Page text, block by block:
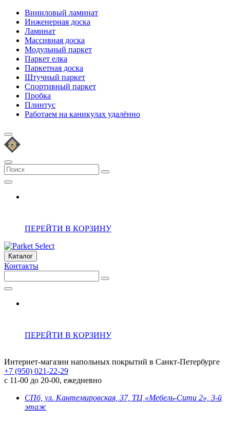
Виниловый ламинат
Инженерная доска
Ламинат
Массивная доска
Модульный паркет
Паркет елка
Паркетная доска
Штучный паркет
Спортивный паркет
Пробка
Плинтус
Работаем на каникулах удалённо
ПЕРЕЙТИ В КОРЗИНУ
Каталог
Контакты
ПЕРЕЙТИ В КОРЗИНУ
Интернет-магазин напольных покрытий в Санкт-Петербурге
+7 (950) 021-22-29
с 11-00 до 20-00, ежедневно
СПб, ул. Кантемировская, 37, ТЦ «Мебель-Сити 2», 3-й
этаж